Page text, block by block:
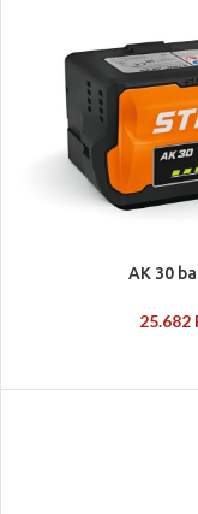
AK 30
25.682